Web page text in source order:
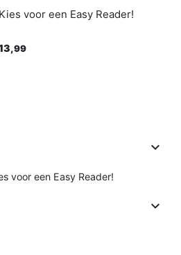
voor een Easy Reader!
99

voor een Easy Reader!
